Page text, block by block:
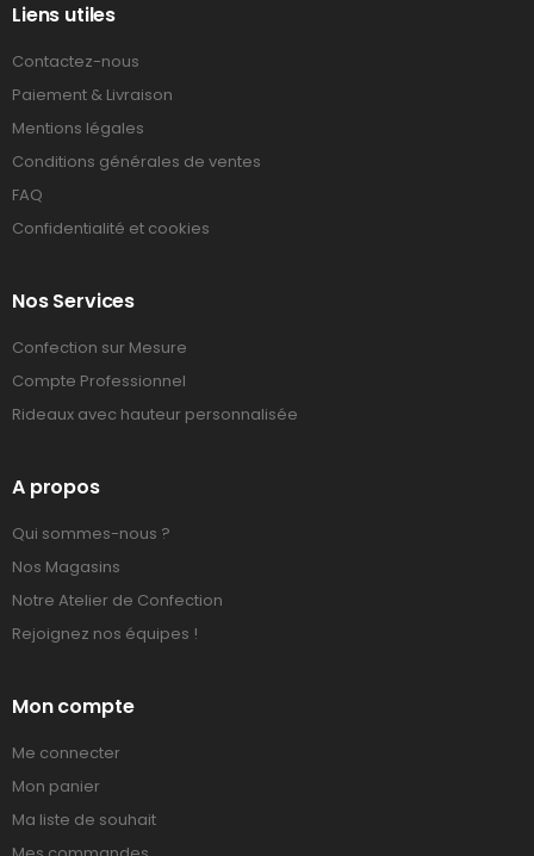
Liens utiles
Contactez-nous
Paiement & Livraison
Mentions légales
Conditions générales de ventes
FAQ
Confidentialité et cookies
Nos Services
Confection sur Mesure
Compte Professionnel
Rideaux avec hauteur personnalisée
A propos
Qui sommes-nous ?
Nos Magasins
Notre Atelier de Confection
Rejoignez nos équipes !
Mon compte
Me connecter
Mon panier
Ma liste de souhait